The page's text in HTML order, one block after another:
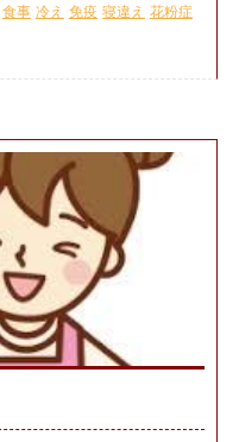
食事 冷え 免疫 寝違え 花粉症